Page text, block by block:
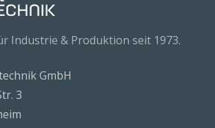
Industrie & Produktion seit 1973.
GmbH
3